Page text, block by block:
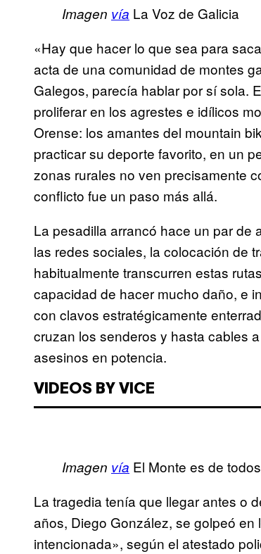
Imagen vía La Voz de Galicia
«Hay que hacer lo que sea para
acta de una comunidad de montes
Galegos, parecía hablar por sí sola.
proliferar en los agrestes e idílicos
Orense: los amantes del mountain
practicar su deporte favorito, en un
zonas rurales no ven precisamente
conflicto fue un paso más allá.
La pesadilla arrancó hace un par de
las redes sociales, la colocación de
habitualmente transcurren estas
capacidad de hacer mucho daño, e
con clavos estratégicamente
cruzan los senderos y hasta cables
asesinos en potencia.
VIDEOS BY VICE
Imagen vía El Monte es de todos
La tragedia tenía que llegar antes o
años, Diego González, se golpeó
intencionada», según el atestado